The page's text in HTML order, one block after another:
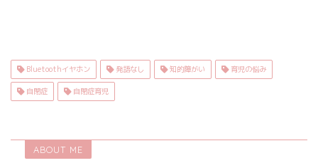
Bluetoothイヤホン 発語なし 知的障がい 育児の悩み
自閉症 自閉症育児
ABOUT ME